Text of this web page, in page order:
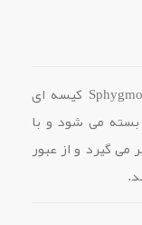
کاف فشار سنج یا Sphygmomanometers Cuff کیسه ای
می شود و با
می گیرد و از عبور